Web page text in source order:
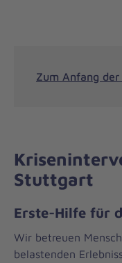
Zum Anfang der
Stuttgart
Erste-Hilfe für
Wir betreuen
belastenden